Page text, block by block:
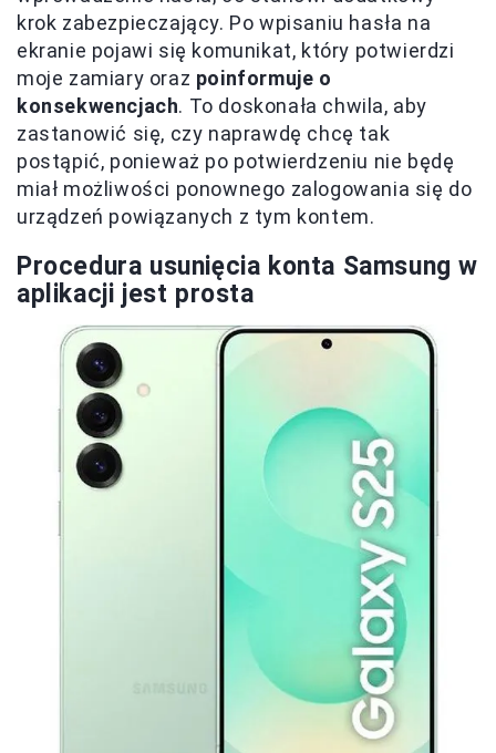
krok zabezpieczający. Po wpisaniu hasła na
ekranie pojawi się komunikat, który potwierdzi
moje zamiary oraz poinformuje o
konsekwencjach. To doskonała chwila, aby
zastanowić się, czy naprawdę chcę tak
postąpić, ponieważ po potwierdzeniu nie będę
miał możliwości ponownego zalogowania się do
urządzeń powiązanych z tym kontem.
Procedura usunięcia konta Samsung w
aplikacji jest prosta